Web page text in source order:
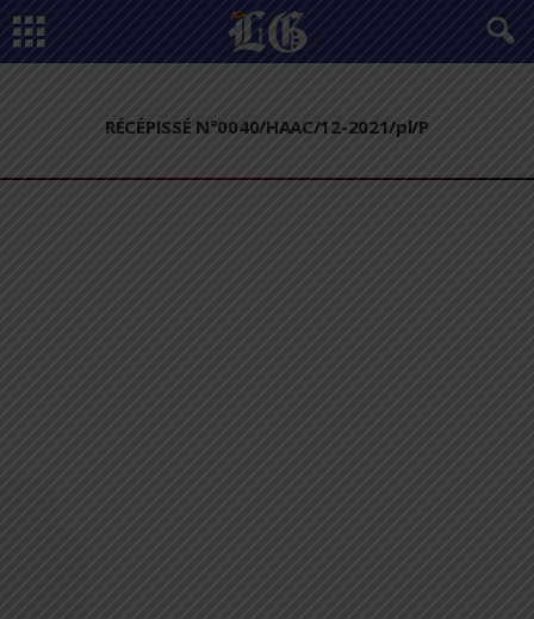
RÉCÉPISSÉ N°0040/HAAC/12-2021/pl/P